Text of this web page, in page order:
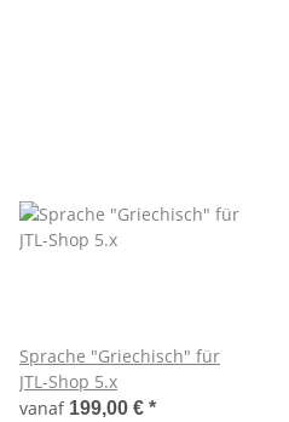
Sprache "Griechisch" für
JTL-Shop 5.x
vanaf 199,00 € *